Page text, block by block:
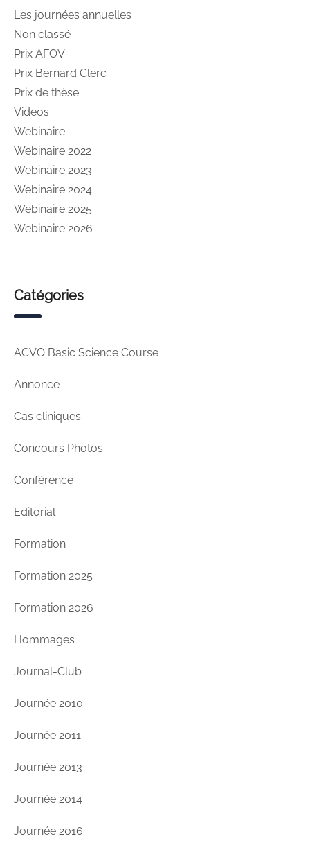
Les journées annuelles
Non classé
Prix AFOV
Prix Bernard Clerc
Prix de thèse
Videos
Webinaire
Webinaire 2022
Webinaire 2023
Webinaire 2024
Webinaire 2025
Webinaire 2026
Catégories
ACVO Basic Science Course
Annonce
Cas cliniques
Concours Photos
Conférence
Editorial
Formation
Formation 2025
Formation 2026
Hommages
Journal-Club
Journée 2010
Journée 2011
Journée 2013
Journée 2014
Journée 2016